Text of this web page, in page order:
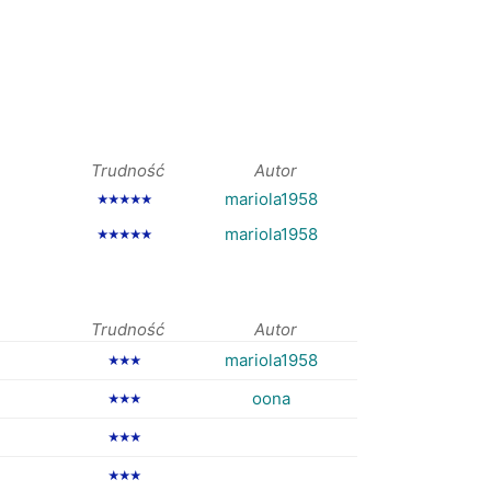
Trudność Autor
★★★★★ mariola1958
★★★★★ mariola1958
Trudność Autor
★★★ mariola1958
★★★ oona
★★★
★★★